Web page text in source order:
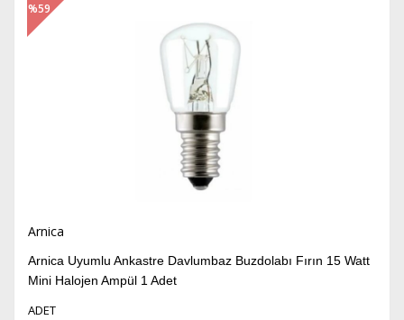
Arnica
Arnica Uyumlu Ankastre Davlumbaz Buzdolabı Fırın 15 Watt
Mini Halojen Ampül 1 Adet
ADET
%59